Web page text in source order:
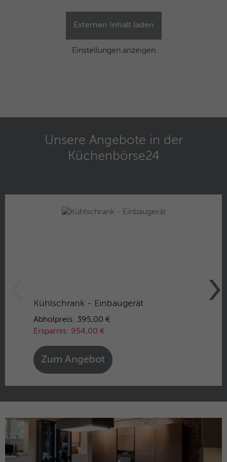
Externen Inhalt laden
Einstellungen anzeigen
Unsere Angebote in der
Küchenbörse24
Kühlschrank - Einbaugerät
Abholpreis: 395,00 €
Ersparnis: 954,00 €
Zum Angebot